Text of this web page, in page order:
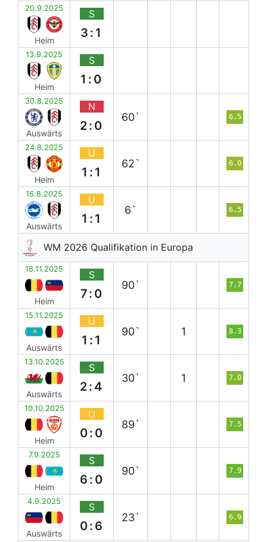
20.9.2025
Heim
S
3:1
13.9.2025
Heim
S
1:0
30.8.2025
Auswärts
N
2:0
60` 6.5
24.8.2025
Heim
U
1:1
62` 6.0
16.8.2025
Auswärts
U
1:1
6` 6.5
WM 2026 Qualifikation in Europa
18.11.2025
Heim
S
7:0
90` 7.7
15.11.2025
Auswärts
U
1:1
90` 1 8.3
13.10.2025
Auswärts
S
2:4
30` 1 7.0
10.10.2025
Heim
U
0:0
89` 7.5
7.9.2025
Heim
S
6:0
90` 7.9
4.9.2025
Auswärts
S
0:6
23` 6.9